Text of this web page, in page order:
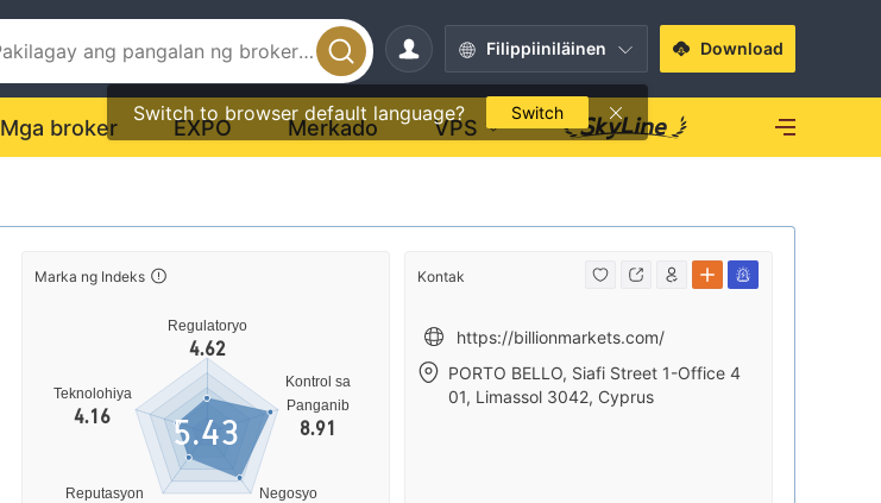
Filippiiniläinen
Switch to browser default language? Switch
Download
Mga broker EXPO Merkado VPS
Marka ng Indeks
Regulatoryo
4.62
Teknolohiya
4.16
Reputasyon Negosyo
Kontrol sa
Panganib
8.91
5.43
Kontak
https://billionmarkets.com/
PORTO BELLO, Siafi Street 1-Office 4
01, Limassol 3042, Cyprus